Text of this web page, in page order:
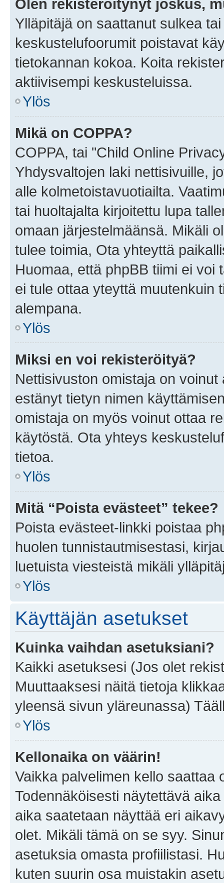
Olen rekisteröitynyt joskus,
Ylläpitäjä on saattanut sulkea
keskustelufoorumit poistavat
tietokannan kokoa. Koita
aktiivisempi keskusteluissa.
Ylös
Mikä on COPPA?
COPPA, tai "Child Online
Yhdysvaltojen laki nettisivuille,
alle kolmetoistavuotiailta.
tai huoltajalta kirjoitettu lupa
omaan järjestelmäänsä. Mikäli
tulee toimia, Ota yhteyttä
Huomaa, että phpBB tiimi ei
ei tule ottaa yteyttä muutenkuin
alempana.
Ylös
Miksi en voi rekisteröityä?
Nettisivuston omistaja on
estänyt tietyn nimen
omistaja on myös voinut ottaa
käytöstä. Ota yhteys
tietoa.
Ylös
Mitä “Poista evästeet” tekee?
Poista evästeet-linkki poistaa
huolen tunnistautmisestasi,
luetuista viesteistä mikäli
Ylös
Käyttäjän asetukset
Kuinka vaihdan asetuksiani?
Kaikki asetuksesi (Jos olet
Muuttaaksesi näitä tietoja
yleensä sivun yläreunassa)
Ylös
Kellonaika on väärin!
Vaikka palvelimen kello saattaa
Todennäköisesti näytettävä
aika saatetaan näyttää eri
olet. Mikäli tämä on se syy.
asetuksia omasta profiilistasi.
kuten suurin osa muistakin